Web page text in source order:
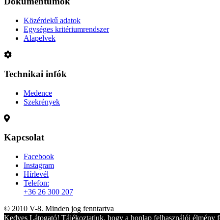
Közérdekű adatok
Egységes kritériumrendszer
Alapelvek
Technikai infók
Medence
Szekrények
Kapcsolat
Facebook
Instagram
Hírlevél
Telefon:
+36 26 300 207
© 2010 V-8. Minden jog fenntartva
Kedves Látogató! Tájékoztatjuk, hogy a honlap felhasználói élmény